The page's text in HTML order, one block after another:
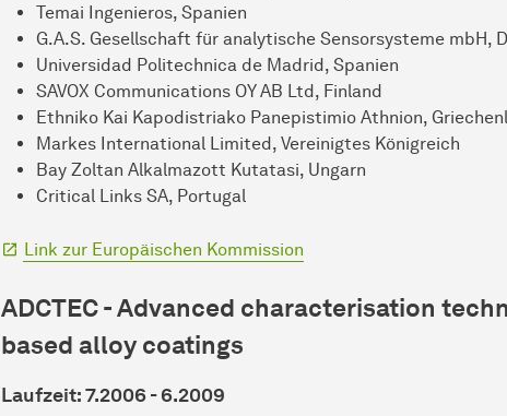
Temai Ingenieros, Spanien
G.A.S. Gesellschaft für analytische Sensorsysteme mbH,
Universidad Politechnica de Madrid, Spanien
SAVOX Communications OY AB Ltd, Finland
Ethniko Kai Kapodistriako Panepistimio Athnion,
Markes International Limited, Vereinigtes Königreich
Bay Zoltan Alkalmazott Kutatasi, Ungarn
Critical Links SA, Portugal
Link zur Europäischen Kommission
ADCTEC - Advanced characterisation
based alloy coatings
Laufzeit: 7.2006 - 6.2009